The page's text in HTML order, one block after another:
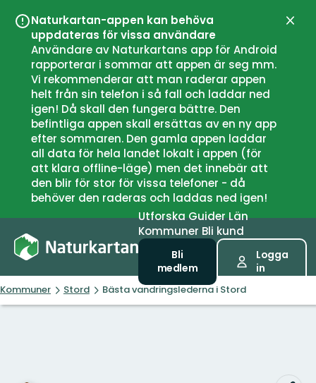
Naturkartan-appen kan behöva
uppdateras för vissa användare
Användare av Naturkartans app för Android
rapporterar i sommar att appen är seg mm.
Vi rekommenderar att man raderar appen
helt från sin telefon i så fall och laddar ned
igen! Då skall den fungera bättre. Den
befintliga appen skall ersättas av en ny app
efter sommaren. Den gamla appen laddar
all data för hela landet lokalt i appen (för
att klara offline-läge) men det innebär att
den blir för stor för vissa telefoner - då
behöver den raderas och laddas ned igen!
UtforskaGuiderLän
Kommuner Bli kund
Bli
medlem
Logga
in
Kommuner Stord Bästa vandringslederna i Stord